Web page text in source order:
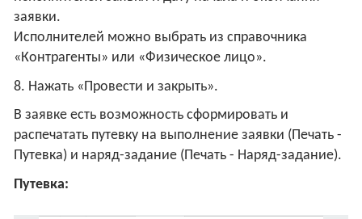
заявки.
Исполнителей можно выбрать из справочника
«Контрагенты» или «Физическое лицо».
8. Нажать «Провести и закрыть».
В заявке есть возможность сформировать и
распечатать путевку на выполнение заявки (Печать -
Путевка) и наряд-задание (Печать - Наряд-задание).
Путевка: